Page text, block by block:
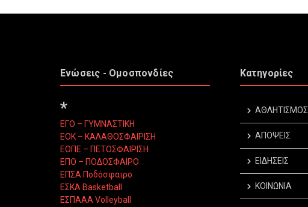
Ενώσεις - Ομοσπονδίες
*
ΕΓΟ – ΓΥΜΝΑΣΤΙΚΗ
ΕΟΚ – ΚΑΛΑΘΟΣΦΑΙΡΙΣΗ
ΕΟΠΕ – ΠΕΤΟΣΦΑΙΡΙΣΗ
ΕΠΟ – ΠΟΔΟΣΦΑΙΡΟ
ΕΠΣΑ Ποδόσφαιρο
ΕΣΚΑ Basketball
ΕΣΠΑΑΑ Volleyball
Κατηγορίες
ΑΘΛΗΤΙΣΜΟΣ
ΑΠΟΨΕΙΣ
ΕΙΔΗΣΕΙΣ
ΚΟΙΝΩΝΙΑ